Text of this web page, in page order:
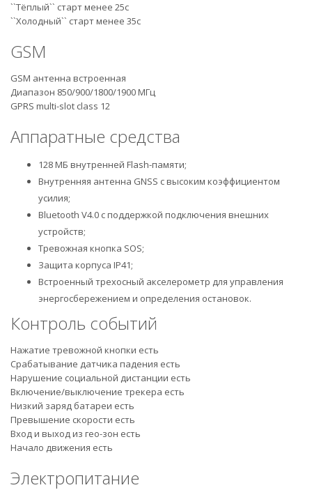
``Тёплый`` старт менее 25с
``Холодный`` старт менее 35с
GSM
GSM антенна встроенная
Диапазон 850/900/1800/1900 МГц
GPRS multi-slot class 12
Аппаратные средства
128 МБ внутренней Flash-памяти;
Внутренняя антенна GNSS с высоким коэффициентом
усилия;
Bluetooth V4.0 с поддержкой подключения внешних
устройств;
Тревожная кнопка SOS;
Защита корпуса IP41;
Встроенный трехосный акселерометр для управления
энергосбережением и определения остановок.
Контроль событий
Нажатие тревожной кнопки есть
Срабатывание датчика падения есть
Нарушение социальной дистанции есть
Включение/выключение трекера есть
Низкий заряд батареи есть
Превышение скорости есть
Вход и выход из гео-зон есть
Начало движения есть
Электропитание